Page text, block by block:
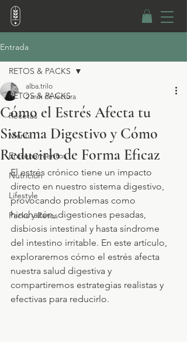
Entrada
RETOS & PACKS
Recetas
Menú
Entrenamientos
Nutrición
Lifestyle
Packs y Retos
RETOS & PACKS
Cómo el Estrés Afecta tu
Sistema Digestivo y Cómo
Reducirlo de Forma Eficaz
alba.trilo
2 min de lectura
El estrés crónico tiene un impacto
directo en nuestro sistema digestivo,
provocando problemas como
hinchazón, digestiones pesadas,
disbiosis intestinal y hasta síndrome
del intestino irritable. En este artículo,
exploraremos cómo el estrés afecta
nuestra salud digestiva y
compartiremos estrategias realistas y
efectivas para reducirlo.